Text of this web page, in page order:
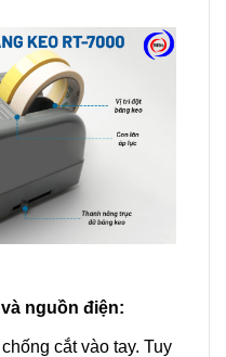
nguồn điện:
cắt vào tay. Tuy